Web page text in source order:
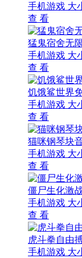
手机游戏 大
查 看
猛鬼宿舍无
手机游戏 大
查 看
饥饿鲨世界
手机游戏 大
查 看
猫咪钢琴块
手机游戏 大
查 看
僵尸生化激
手机游戏 大
查 看
虎斗拳自由
手机游戏 大